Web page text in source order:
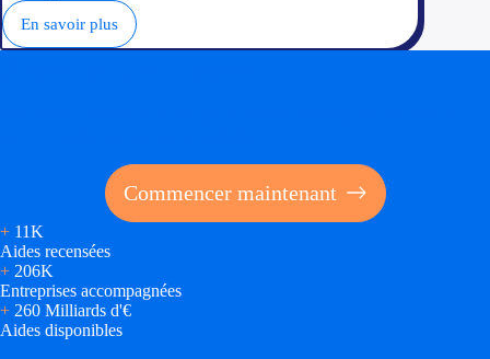
En savoir plus
Commencer maintenant
+ 11K
Aides recensées
+ 206K
Entreprises accompagnées
+ 260 Milliards d'€
Aides disponibles